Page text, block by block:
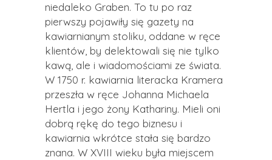
niedaleko Graben. To tu po raz
pierwszy pojawiły się gazety na
kawiarnianym stoliku, oddane w ręce
klientów, by delektowali się nie tylko
kawą, ale i wiadomościami ze świata.
W 1750 r. kawiarnia literacka Kramera
przeszła w ręce Johanna Michaela
Hertla i jego żony Kathariny. Mieli oni
dobrą rękę do tego biznesu i
kawiarnia wkrótce stała się bardzo
znana. W XVIII wieku była miejscem